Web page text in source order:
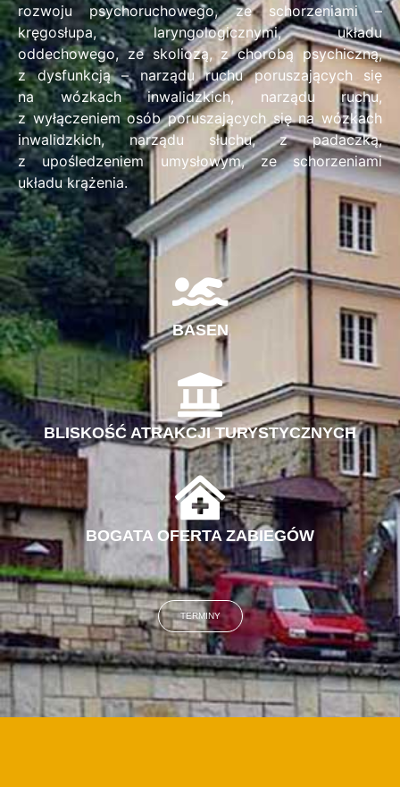
rozwoju psychoruchowego, ze schorzeniami –
kręgosłupa, laryngologicznymi, układu
oddechowego, ze skoliozą, z chorobą psychiczną,
z dysfunkcją – narządu ruchu poruszających się
na wózkach inwalidzkich, narządu ruchu,
z wyłączeniem osób poruszających się na wózkach
inwalidzkich, narządu słuchu, z padaczką,
z upośledzeniem umysłowym, ze schorzeniami
układu krążenia.
BASEN
BLISKOŚĆ ATRAKCJI TURYSTYCZNYCH
BOGATA OFERTA ZABIEGÓW
TERMINY